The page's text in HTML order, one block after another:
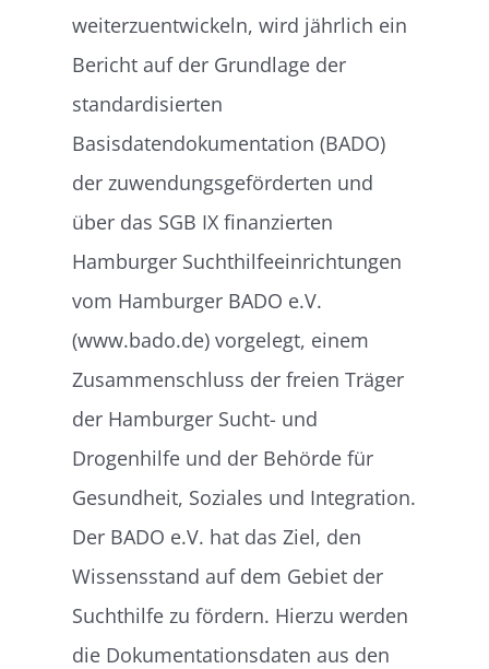
weiterzuentwickeln, wird jährlich ein
Bericht auf der Grundlage der
standardisierten
Basisdatendokumentation (BADO)
der zuwendungsgeförderten und
über das SGB IX finanzierten
Hamburger Suchthilfeeinrichtungen
vom Hamburger BADO e.V.
(www.bado.de) vorgelegt, einem
Zusammenschluss der freien Träger
der Hamburger Sucht- und
Drogenhilfe und der Behörde für
Gesundheit, Soziales und Integration.
Der BADO e.V. hat das Ziel, den
Wissensstand auf dem Gebiet der
Suchthilfe zu fördern. Hierzu werden
die Dokumentationsdaten aus den